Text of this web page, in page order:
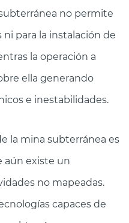
no permite
para la instalación de
la operación a
ella generando
e inestabilidades.
la mina subterránea es
aún existe un
no mapeadas.
capaces de